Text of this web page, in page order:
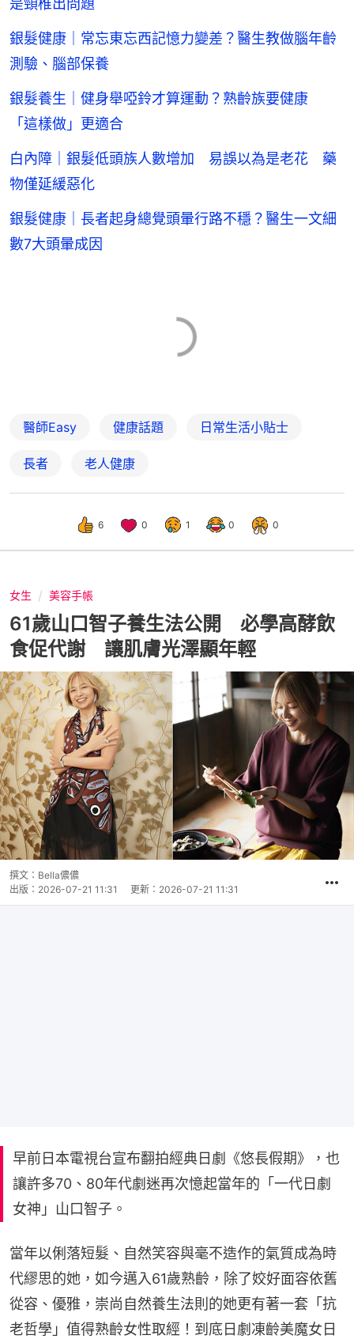
是頸椎出問題
銀髮健康｜常忘東忘西記憶力變差？醫生教做腦年齡
測驗、腦部保養
銀髮養生｜健身舉啞鈴才算運動？熟齡族要健康
「這樣做」更適合
白內障｜銀髮低頭族人數增加 易誤以為是老花 藥
物僅延緩惡化
銀髮健康｜長者起身總覺頭暈行路不穩？醫生一文細
數7大頭暈成因
醫師Easy 健康話題 日常生活小貼士
長者 老人健康
6 0 1 0 0
女生 美容手帳
61歲山口智子養生法公開 必學高酵飲
食促代謝 讓肌膚光澤顯年輕
撰文： Bella儂儂
出版： 2026-07-21 11:31 更新： 2026-07-21 11:31
早前日本電視台宣布翻拍經典日劇《悠長假期》，也
讓許多70、80年代劇迷再次憶起當年的「一代日劇
女神」山口智子。
當年以俐落短髮、自然笑容與毫不造作的氣質成為時
代繆思的她，如今邁入61歲熟齡，除了姣好面容依舊
從容、優雅，崇尚自然養生法則的她更有著一套「抗
老哲學」值得熟齡女性取經！到底日劇凍齡美魔女日